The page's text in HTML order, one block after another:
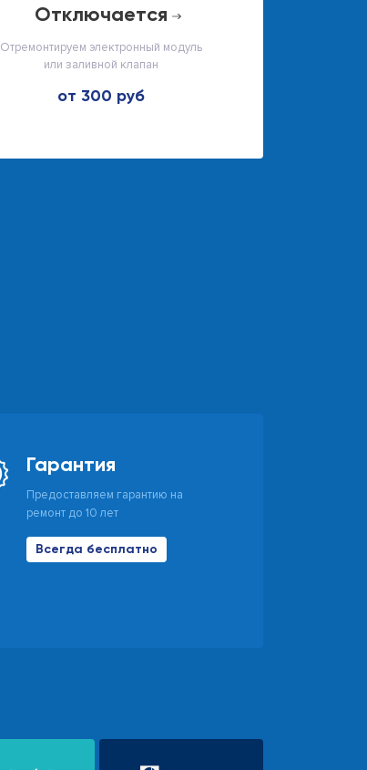
отключается
Отремонтируем электронный модуль
или заливной клапан
от 300 руб
Гарантия
Предоставляем гарантию на
ремонт до 10 лет
Всегда бесплатно